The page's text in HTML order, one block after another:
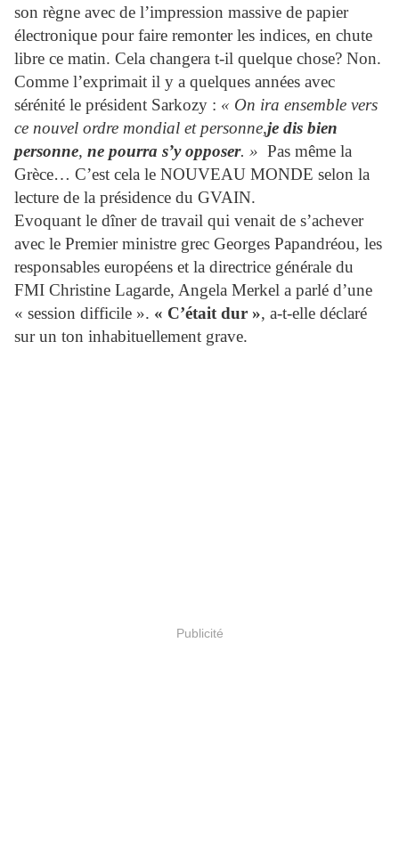
son règne avec de l’impression massive de papier
électronique pour faire remonter les indices, en chute
libre ce matin. Cela changera t-il quelque chose? Non.
Comme l’exprimait il y a quelques années avec
sérénité le président Sarkozy : « On ira ensemble vers
ce nouvel ordre mondial et personne,je dis bien
personne, ne pourra s’y opposer. » Pas même la
Grèce… C’est cela le NOUVEAU MONDE selon la
lecture de la présidence du GVAIN.
Evoquant le dîner de travail qui venait de s’achever
avec le Premier ministre grec Georges Papandréou, les
responsables européens et la directrice générale du
FMI Christine Lagarde, Angela Merkel a parlé d’une
« session difficile ». « C’était dur », a-t-elle déclaré
sur un ton inhabituellement grave.
Publicité